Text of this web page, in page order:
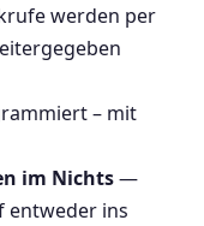
werden per
– mit
im Nichts—
entweder ins